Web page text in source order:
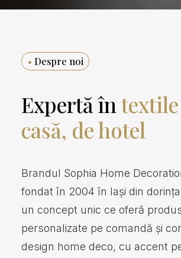
• Despre noi
Expertă în
casă, de hotel
Brandul Sophia Home
fondat în 2004 în Iași din
un concept unic ce oferă
personalizate pe comandă și
design home deco, cu accent